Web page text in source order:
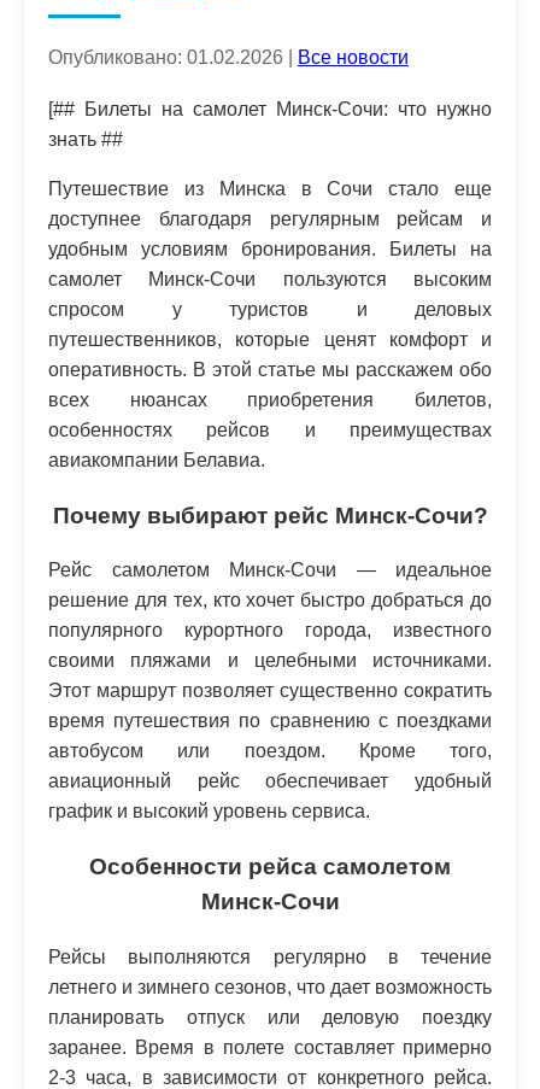
Опубликовано: 01.02.2026 | Все новости
[## Билеты на самолет Минск-Сочи: что нужно
знать ##
Путешествие из Минска в Сочи стало еще
доступнее благодаря регулярным рейсам и
удобным условиям бронирования. Билеты на
самолет Минск-Сочи пользуются высоким
спросом у туристов и деловых
путешественников, которые ценят комфорт и
оперативность. В этой статье мы расскажем обо
всех нюансах приобретения билетов,
особенностях рейсов и преимуществах
авиакомпании Белавиа.
Почему выбирают рейс Минск-Сочи?
Рейс самолетом Минск-Сочи — идеальное
решение для тех, кто хочет быстро добраться до
популярного курортного города, известного
своими пляжами и целебными источниками.
Этот маршрут позволяет существенно сократить
время путешествия по сравнению с поездками
автобусом или поездом. Кроме того,
авиационный рейс обеспечивает удобный
график и высокий уровень сервиса.
Особенности рейса самолетом
Минск-Сочи
Рейсы выполняются регулярно в течение
летнего и зимнего сезонов, что дает возможность
планировать отпуск или деловую поездку
заранее. Время в полете составляет примерно
2-3 часа, в зависимости от конкретного рейса.